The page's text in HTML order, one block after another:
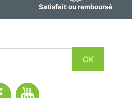
Satisfait ou remboursé
OK